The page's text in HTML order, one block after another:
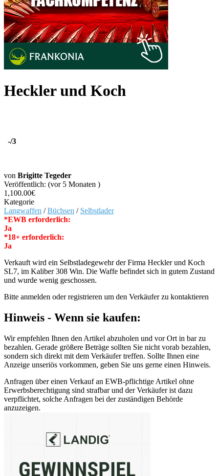
Heckler und Koch
-/3
von Brigitte Tegeder
Veröffentlich: (vor 5 Monaten )
1,100.00€
Kategorie
Langwaffen /Büchsen / Selbstlader
*EWB erforderlich:
Ja
*18+ erforderlich:
Ja
Verkauft wird ein Selbstladegewehr der Firma Heckler und Koch
SL7, im Kaliber 308 Win. Die Waffe befindet sich in gutem Zustand
und wurde wenig geschossen.
Bitte anmelden oder registrieren um den Verkäufer zu kontaktieren
Hinweis - Wenn sie kaufen:
Wir empfehlen Ihnen den Artikel abzuholen und vor Ort in bar zu
bezahlen. Gerade größere Beträge sollten Sie nicht vorab bezahlen,
sondern sich direkt mit dem Verkäufer treffen. Sollte Ihnen eine
Anzeige unseriös vorkommen, geben Sie uns gerne einen Hinweis.
Anfragen über einen Verkauf an EWB-pflichtige Artikel ohne
Erwerbsberechtigung sind strafbar und der Verkäufer ist dazu
verpflichtet, solche Anfragen bei der zuständigen Behörde
anzuzeigen.